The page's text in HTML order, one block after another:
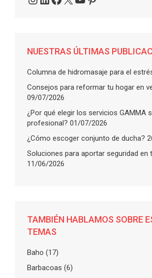
NUESTRAS ÚLTIMAS
Columna de hidromasaje para el
Consejos para reformar tu hogar en
09/07/2026
¿Por qué elegir los servicios GAMMA
profesional? 01/07/2026
¿Cómo escoger conjunto de ducha?
Soluciones para aportar seguridad en
11/06/2026
TAMBIÉN HABLAMOS SOBRE
TEMAS
Baho (17)
Barbacoas (6)